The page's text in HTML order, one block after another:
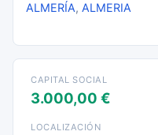
ALMERÍA, ALMERIA
CAPITAL SOCIAL
3.000,00 €
LOCALIZACIÓN